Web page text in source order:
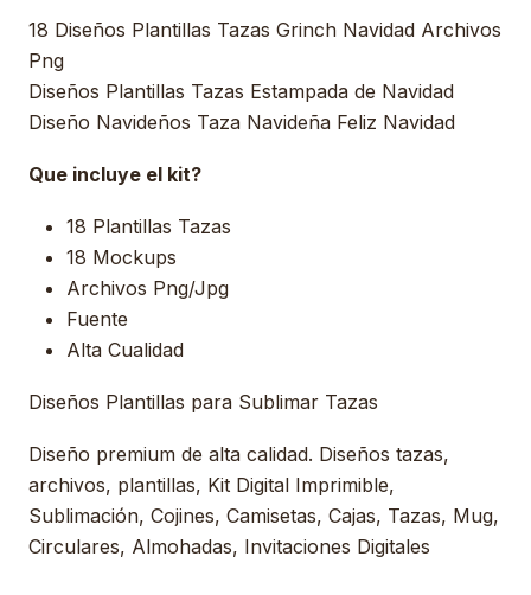
18 Diseños Plantillas Tazas Grinch Navidad Archivos
Png
Diseños Plantillas Tazas Estampada de Navidad
Diseño Navideños Taza Navideña Feliz Navidad
Que incluye el kit?
18 Plantillas Tazas
18 Mockups
Archivos Png/Jpg
Fuente
Alta Cualidad
Diseños Plantillas para Sublimar Tazas
Diseño premium de alta calidad. Diseños tazas,
archivos, plantillas, Kit Digital Imprimible,
Sublimación, Cojines, Camisetas, Cajas, Tazas, Mug,
Circulares, Almohadas, Invitaciones Digitales